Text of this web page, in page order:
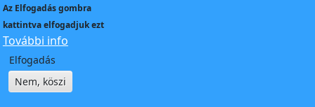
Az Elfogadásgombra
kattintva elfogadjuk ezt
További info
Elfogadás
Nem, köszi